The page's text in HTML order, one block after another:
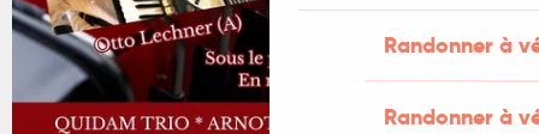
Randonner à
Randonner à